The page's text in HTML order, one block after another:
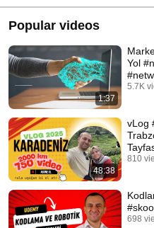
Popular videos
1:37
Yol
5.7K
48:38
vLog
810
698